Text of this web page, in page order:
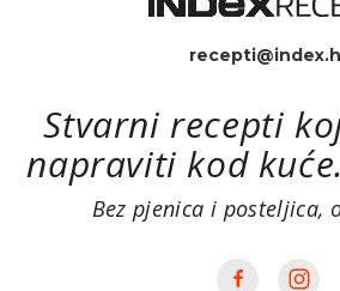
Stvarni recepti
napraviti kod
Bez pjenica i posteljica,